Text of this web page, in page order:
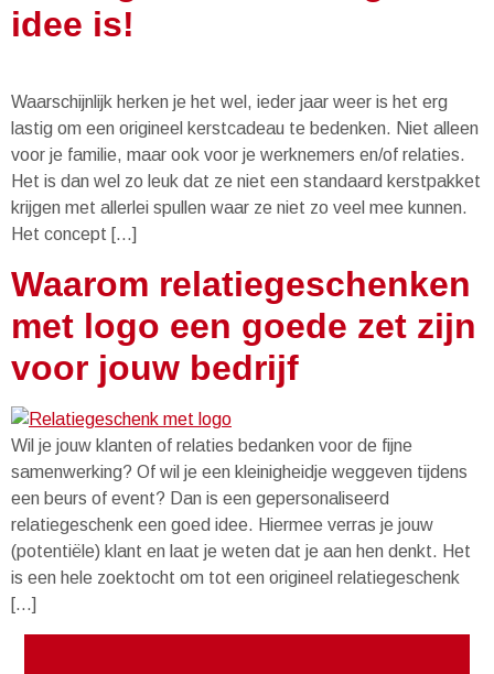
idee is!
Waarschijnlijk herken je het wel, ieder jaar weer is het erg
lastig om een origineel kerstcadeau te bedenken. Niet alleen
voor je familie, maar ook voor je werknemers en/of relaties.
Het is dan wel zo leuk dat ze niet een standaard kerstpakket
krijgen met allerlei spullen waar ze niet zo veel mee kunnen.
Het concept […]
Waarom relatiegeschenken
met logo een goede zet zijn
voor jouw bedrijf
Wil je jouw klanten of relaties bedanken voor de fijne
samenwerking? Of wil je een kleinigheidje weggeven tijdens
een beurs of event? Dan is een gepersonaliseerd
relatiegeschenk een goed idee. Hiermee verras je jouw
(potentiële) klant en laat je weten dat je aan hen denkt. Het
is een hele zoektocht om tot een origineel relatiegeschenk
[…]